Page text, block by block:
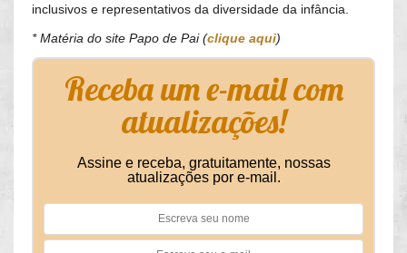
inclusivos e representativos da diversidade da infância.
* Matéria do site Papo de Pai (clique aqui)
Receba um e-mail com
atualizações!
Assine e receba, gratuitamente, nossas
atualizações por e-mail.